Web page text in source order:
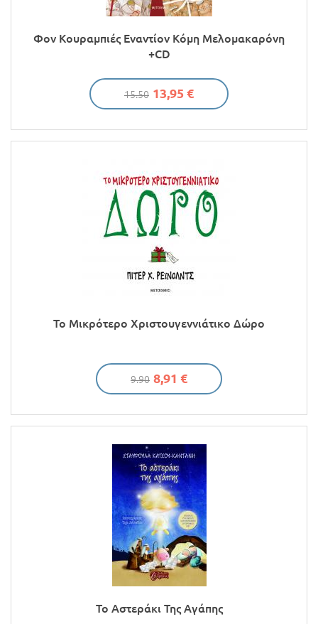
Φον Κουραμπιές Εναντίον Κόμη Μελομακαρόνη
+CD
15.50 13,95 €
Το Μικρότερο Χριστουγεννιάτικο Δώρο
9.90 8,91 €
Το Αστεράκι Της Αγάπης